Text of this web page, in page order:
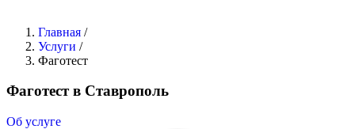
Главная /
Услуги /
Фаготест
Фаготест в Ставрополь
Об услуге